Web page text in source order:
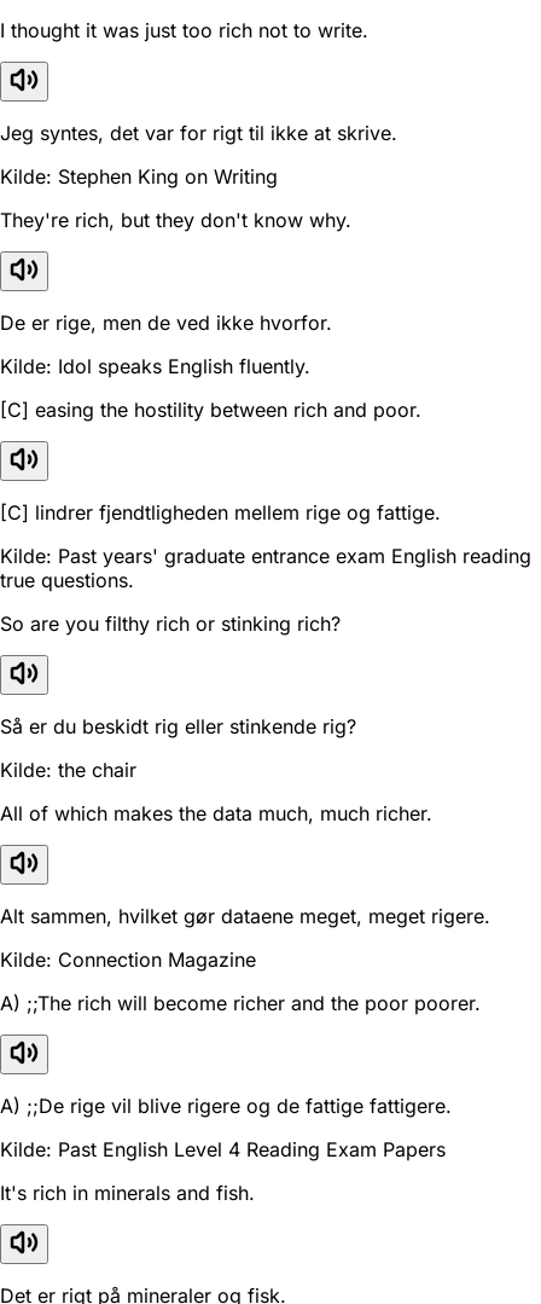
I thought it was just too rich not to write.
Jeg syntes, det var for rigt til ikke at skrive.
Kilde: Stephen King on Writing
They're rich, but they don't know why.
De er rige, men de ved ikke hvorfor.
Kilde: Idol speaks English fluently.
[C] easing the hostility between rich and poor.
[C] lindrer fjendtligheden mellem rige og fattige.
Kilde: Past years' graduate entrance exam English reading
true questions.
So are you filthy rich or stinking rich?
Så er du beskidt rig eller stinkende rig?
Kilde: the chair
All of which makes the data much, much richer.
Alt sammen, hvilket gør dataene meget, meget rigere.
Kilde: Connection Magazine
A) ;;The rich will become richer and the poor poorer.
A) ;;De rige vil blive rigere og de fattige fattigere.
Kilde: Past English Level 4 Reading Exam Papers
It's rich in minerals and fish.
Det er rigt på mineraler og fisk.